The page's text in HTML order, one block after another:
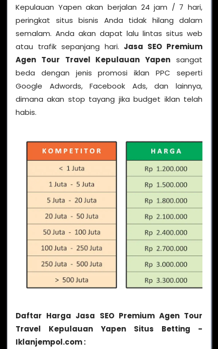
Kepulauan Yapen akan berjalan 24 jam / 7 hari,
peringkat situs bisnis Anda tidak hilang dalam
semalam. Anda akan dapat lalu lintas situs web
atau trafik sepanjang hari. Jasa SEO Premium
Agen Tour Travel Kepulauan Yapen sangat
beda dengan jenis promosi iklan PPC seperti
Google Adwords, Facebook Ads, dan lainnya,
dimana akan stop tayang jika budget iklan telah
habis.
Daftar Harga Jasa SEO Premium Agen Tour
Travel Kepulauan Yapen Situs Betting -
Iklanjempol.com :